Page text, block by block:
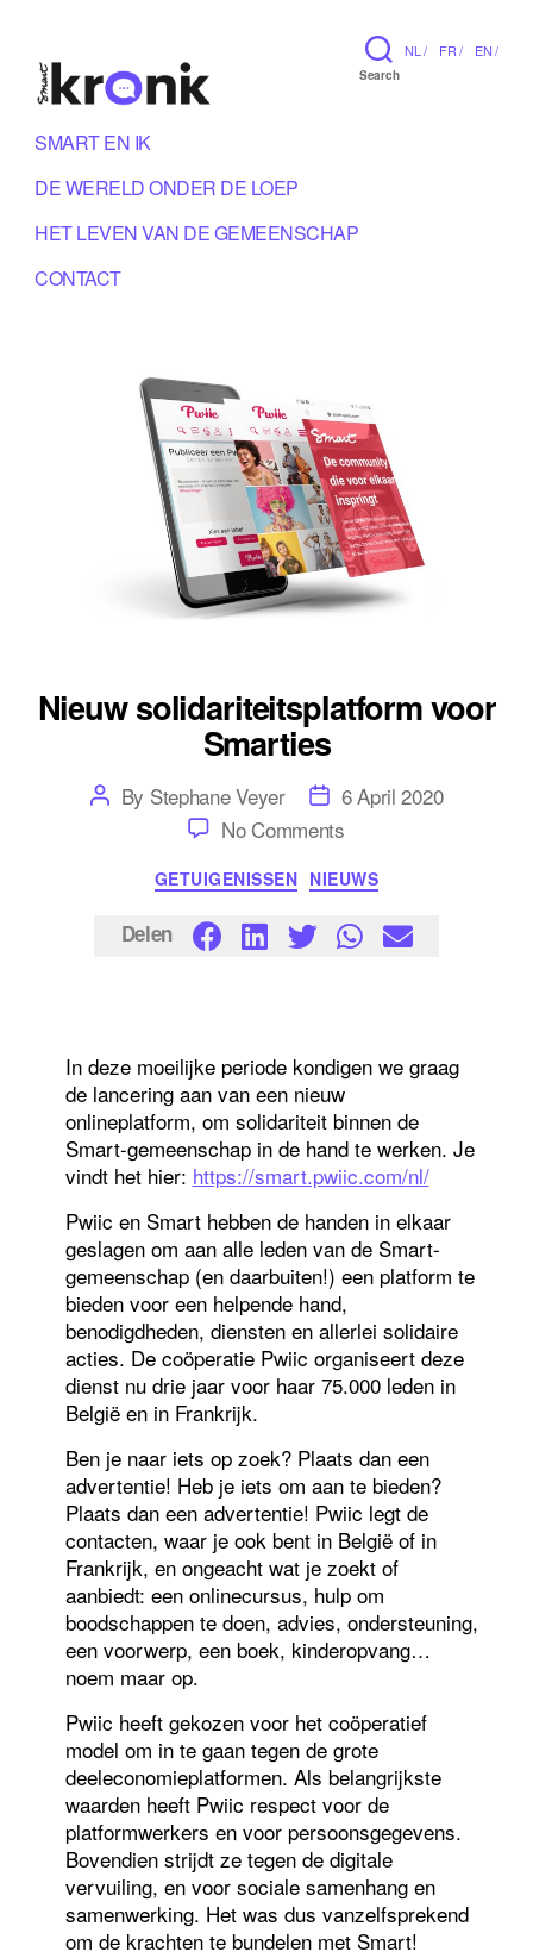
NL / FR / EN /
Search
SMART EN IK
DE WERELD ONDER DE LOEP
HET LEVEN VAN DE GEMEENSCHAP
CONTACT
Nieuw solidariteitsplatform voor
Smarties
Post
author
By Stephane Veyer Post
date
6 April 2020
No Commentson
solidariteitsplatform
voor
Categories
GETUIGENISSEN NIEUWS
Delen
In deze moeilijke periode kondigen we graag
de lancering aan van een nieuw
onlineplatform, om solidariteit binnen de
Smart-gemeenschap in de hand te werken. Je
vindt het hier: https://smart.pwiic.com/nl/
Pwiic en Smart hebben de handen in elkaar
geslagen om aan alle leden van de Smart-
gemeenschap (en daarbuiten!) een platform te
bieden voor een helpende hand,
benodigdheden, diensten en allerlei solidaire
acties. De coöperatie Pwiic organiseert deze
dienst nu drie jaar voor haar 75.000 leden in
België en in Frankrijk.
Ben je naar iets op zoek? Plaats dan een
advertentie! Heb je iets om aan te bieden?
Plaats dan een advertentie! Pwiic legt de
contacten, waar je ook bent in België of in
Frankrijk, en ongeacht wat je zoekt of
aanbiedt: een onlinecursus, hulp om
boodschappen te doen, advies, ondersteuning,
een voorwerp, een boek, kinderopvang…
noem maar op.
Pwiic heeft gekozen voor het coöperatief
model om in te gaan tegen de grote
deeleconomieplatformen. Als belangrijkste
waarden heeft Pwiic respect voor de
platformwerkers en voor persoonsgegevens.
Bovendien strijdt ze tegen de digitale
vervuiling, en voor sociale samenhang en
samenwerking. Het was dus vanzelfsprekend
om de krachten te bundelen met Smart!